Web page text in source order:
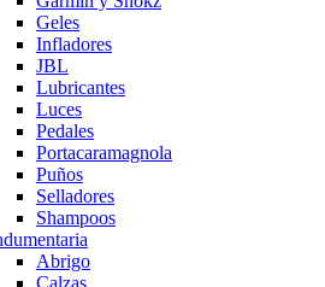
Geles
Infladores
JBL
Lubricantes
Luces
Pedales
Portacaramagnola
Puños
Selladores
Shampoos
Abrigo
Calzas